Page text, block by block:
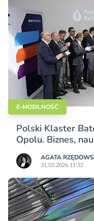
E-MOBILNOŚĆ
Polski Klaster
Opolu. Biznes,
AGATA
31.03.2026 11:32